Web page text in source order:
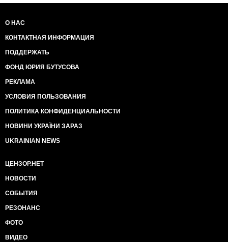
О НАС
КОНТАКТНАЯ ИНФОРМАЦИЯ
ПОДДЕРЖАТЬ
ФОНД ЮРИЯ БУТУСОВА
РЕКЛАМА
УСЛОВИЯ ПОЛЬЗОВАНИЯ
ПОЛИТИКА КОНФИДЕНЦИАЛЬНОСТИ
НОВИНИ УКРАЇНИ ЗАРАЗ
UKRAINIAN NEWS
ЦЕНЗОР.НЕТ
НОВОСТИ
СОБЫТИЯ
РЕЗОНАНС
ФОТО
ВИДЕО